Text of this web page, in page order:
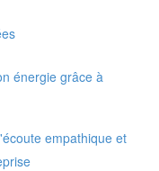
énergie grâce à
empathique et